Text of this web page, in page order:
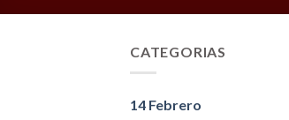
CATEGORIAS
14 Febrero